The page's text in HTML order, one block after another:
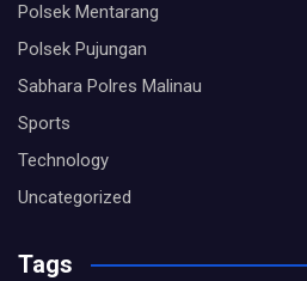
Polsek Mentarang
Polsek Pujungan
Sabhara Polres Malinau
Sports
Technology
Uncategorized
Tags